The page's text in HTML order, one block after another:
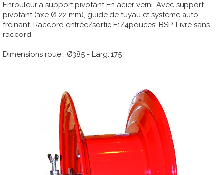
Enrouleur à support pivotant En acier verni. Avec support
pivotant (axe Ø 22 mm), guide de tuyau et système auto-
freinant. Raccord entrée/sortie F1/4pouces; BSP. Livré sans
raccord.
Dimensions roue : Ø385 - Larg. 175